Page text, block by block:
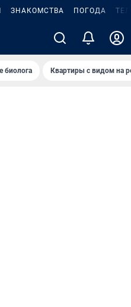
ЗНАКОМСТВА ПОГОДА
биолога Квартиры с видом на